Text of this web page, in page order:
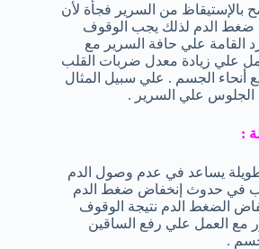
بالإستيقاظ من السرير فجأة لأن
ضغط الدم لذلك يجب الوقوف
القامة علي حافة السرير مع
علي زيادة معدل ضربات القلب
أنحاء الجسم . علي سبيل المثال
علي السرير .
:
يساعد في عدم وصول الدم
في حدوث إنخفاض ضغط الدم
الضغط الدم نتيجة الوقوف
مع العمل علي رفع الساقين
.